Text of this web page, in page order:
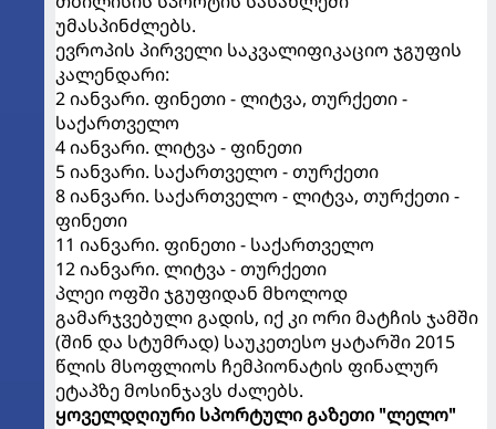
უმასპინძლებს.
ევროპის პირველი საკვალიფიკაციო ჯგუფის
კალენდარი:
2 იანვარი. ფინეთი - ლიტვა, თურქეთი -
საქართველო
4 იანვარი. ლიტვა - ფინეთი
5 იანვარი. საქართველო - თურქეთი
8 იანვარი. საქართველო - ლიტვა, თურქეთი -
ფინეთი
11 იანვარი. ფინეთი - საქართველო
12 იანვარი. ლიტვა - თურქეთი
პლეი ოფში ჯგუფიდან მხოლოდ
გამარჯვებული გადის, იქ კი ორი მატჩის ჯამში
(შინ და სტუმრად) საუკეთესო ყატარში 2015
წლის მსოფლიოს ჩემპიონატის ფინალურ
ეტაპზე მოსინჯავს ძალებს.
ყოველდღიური სპორტული გაზეთი "ლელო"